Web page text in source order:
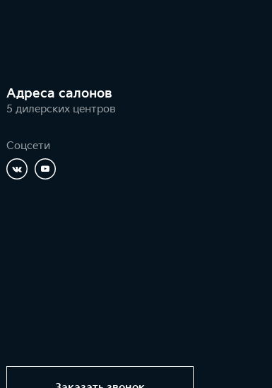
Адреса салонов
5 дилерских центров
Соцсети